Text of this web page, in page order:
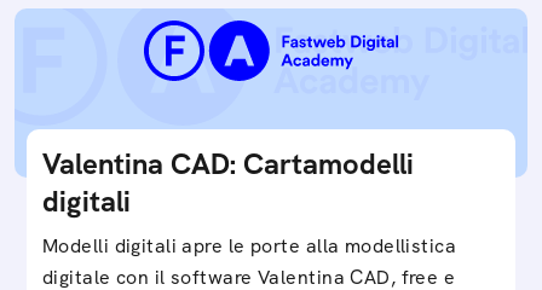
Valentina CAD: Cartamodelli
digitali
Modelli digitali apre le porte alla modellistica
digitale con il software Valentina CAD, free e